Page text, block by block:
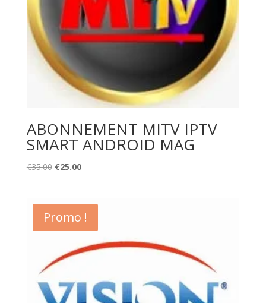
ABONNEMENT MITV IPTV
SMART ANDROID MAG
€35.00 Original
€35.00.
€25.00Current
€25.00.
Promo !